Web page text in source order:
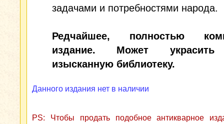
задачами и потребностями народа.
Редчайшее, полностью
издание. Может
изысканную библиотеку.
Данного издания нет в наличии
PS: Чтобы продать подобное антикварное